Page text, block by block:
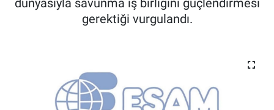
dünyasıyla savunma iş birliğini güçlendirmesi
gerektiği vurgulandı.